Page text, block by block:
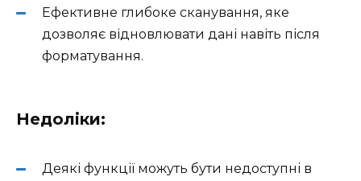
Ефективне глибоке сканування, яке
дозволяє відновлювати дані навіть після
форматування.
Недоліки:
Деякі функції можуть бути недоступні в